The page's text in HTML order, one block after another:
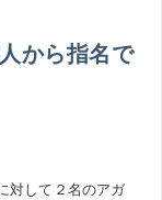
から指名で
対して２名のアガ